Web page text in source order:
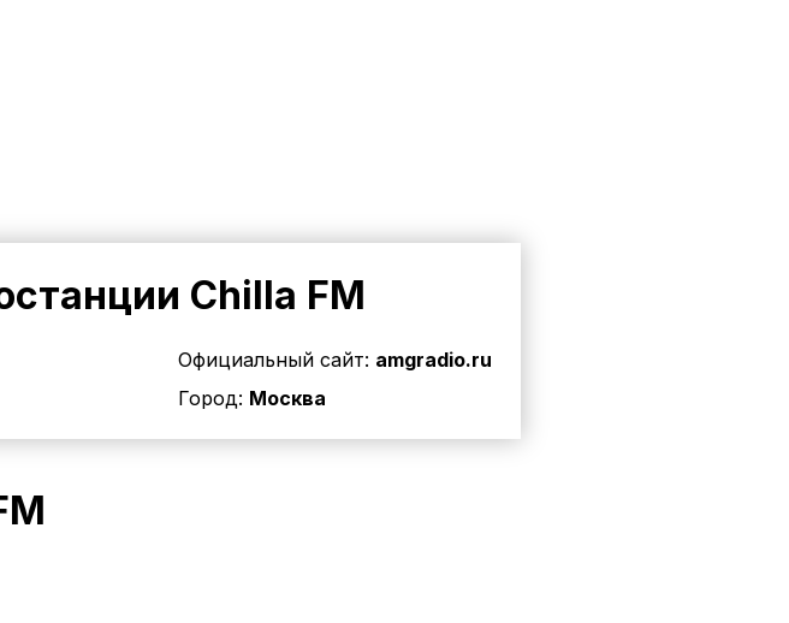
Chilla FM
Официальный сайт: amgradio.ru
Город: Москва